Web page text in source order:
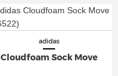
adidas
Cloudfoam Sock Move